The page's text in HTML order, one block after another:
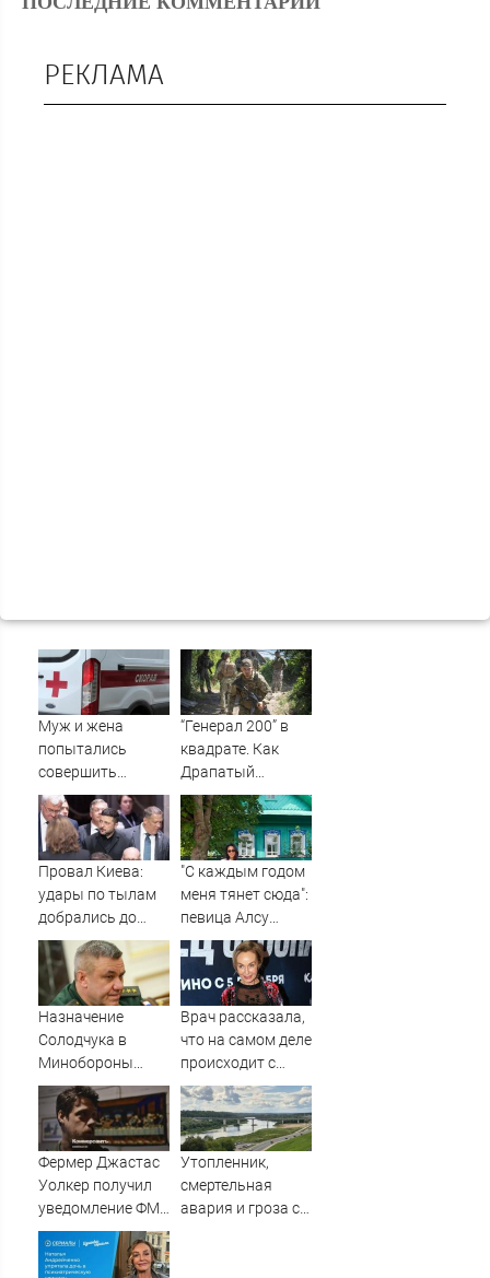
РЕКЛАМА
Муж и жена
попытались
совершить
суицид,
предупредив
оперативные
службы
“Генерал 200” в
квадрате. Как
Драпатый
переплюнул
Сырского
Провал Киева:
удары по тылам
добрались до
Зеленского
быстрее, чем до
России
"С каждым годом
меня тянет сюда":
певица Алсу
приехала в
татарскую
деревню, где
прошло ее
Назначение
Солодчука в
Минобороны
костромичи
встретили с
гордостью
Врач рассказала,
что на самом деле
происходит с
актрисой
Натальей
Андрейченко
Фермер Джастас
Уолкер получил
уведомление ФМС
о депортации из
России
Утопленник,
смертельная
авария и гроза с